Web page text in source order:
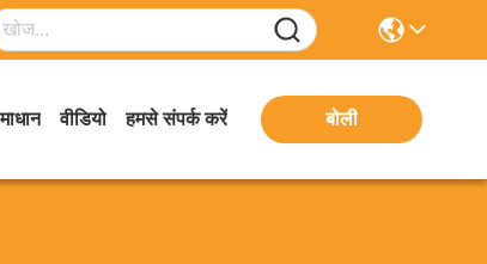
वीडियो हमसे संपर्क करें बोली